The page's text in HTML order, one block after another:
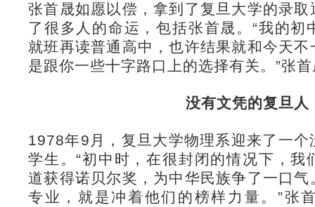
张首晟如愿以偿，拿到了复旦大学的录
了很多人的命运，包括张首晟。“我的初
就班再读普通高中，也许结果就和今天
是跟你一些十字路口上的选择有关。”张
没有文凭的复旦人
1978年9月，复旦大学物理系迎来了一
学生。“初中时，在很封闭的情况下，我
道获得诺贝尔奖，为中华民族争了一口
专业，就是冲着他们的榜样力量。”张